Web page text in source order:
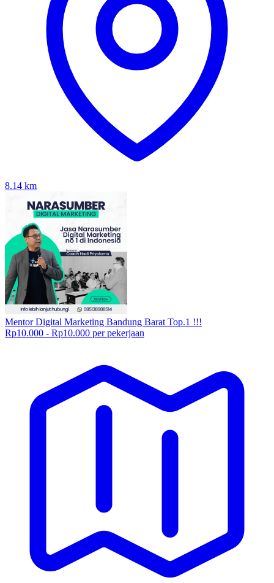
8.14 km
Mentor Digital Marketing Bandung Barat Top.1 !!!
Rp10.000 - Rp10.000 per pekerjaan